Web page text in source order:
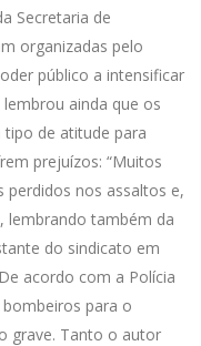
Secretaria de
organizadas pelo
público a intensificar
ainda que os
de atitude para
prejuízos: “Muitos
nos assaltos e,
lembrando também da
do sindicato em
acordo com a Polícia
para o
grave. Tanto o autor